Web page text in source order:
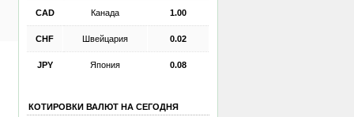
CAD Канада 1.00
CHF Швейцария 0.02
JPY Япония 0.08
КОТИРОВКИ ВАЛЮТ НА СЕГОДНЯ